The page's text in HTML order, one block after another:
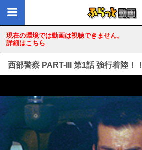
現在の環境では動画は視聴できません。
詳細はこちら
西部警察 PART-III 第1話 強行着陸！！